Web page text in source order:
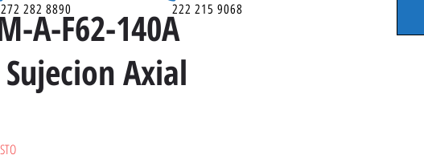
272 282 8890 222 215 9068
A-F62-140A
Axial